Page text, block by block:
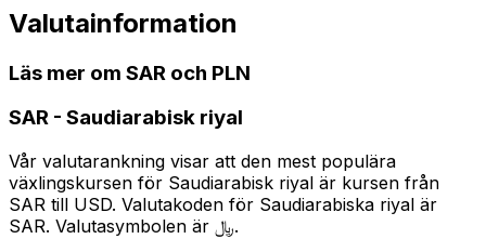
Valutainformation
Läs mer om SAR och PLN
SAR - Saudiarabisk riyal
Vår valutarankning visar att den mest populära
växlingskursen för Saudiarabisk riyal är kursen från
SAR till USD. Valutakoden för Saudiarabiska riyal är
SAR. Valutasymbolen är ﷼.